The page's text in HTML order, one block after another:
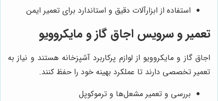
استفاده از ابزارآلات دقیق و استاندارد برای تعمیر ایمن
تعمیر و سرویس اجاق گاز و مایکروویو
اجاق گاز و مایکروویو از لوازم پرکاربرد آشپزخانه هستند و نیاز به
تعمیر تخصصی دارند تا عملکرد بهینه خود را حفظ کنند.
بررسی و تعمیر مشعل‌ها و ترموکوپل